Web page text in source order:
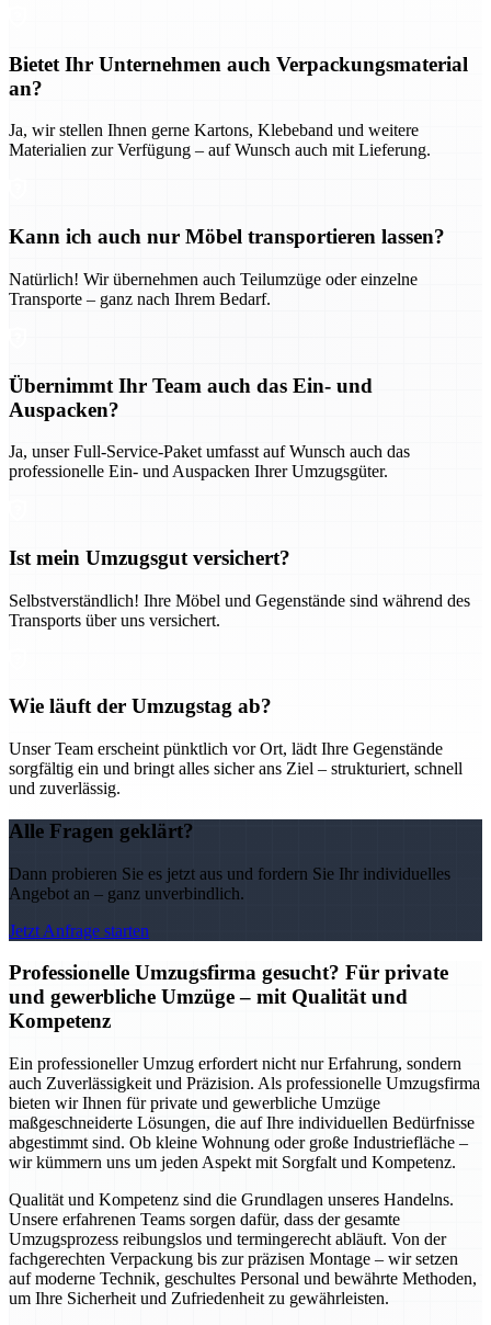
Bietet Ihr Unternehmen auch Verpackungsmaterial
an?
Ja, wir stellen Ihnen gerne Kartons, Klebeband und weitere
Materialien zur Verfügung – auf Wunsch auch mit Lieferung.
Kann ich auch nur Möbel transportieren lassen?
Natürlich! Wir übernehmen auch Teilumzüge oder einzelne
Transporte – ganz nach Ihrem Bedarf.
Übernimmt Ihr Team auch das Ein- und
Auspacken?
Ja, unser Full-Service-Paket umfasst auf Wunsch auch das
professionelle Ein- und Auspacken Ihrer Umzugsgüter.
Ist mein Umzugsgut versichert?
Selbstverständlich! Ihre Möbel und Gegenstände sind während des
Transports über uns versichert.
Wie läuft der Umzugstag ab?
Unser Team erscheint pünktlich vor Ort, lädt Ihre Gegenstände
sorgfältig ein und bringt alles sicher ans Ziel – strukturiert, schnell
und zuverlässig.
Alle Fragen geklärt?
Dann probieren Sie es jetzt aus und fordern Sie Ihr individuelles
Angebot an – ganz unverbindlich.
Jetzt Anfrage starten
Professionelle Umzugsfirma gesucht? Für private
und gewerbliche Umzüge – mit Qualität und
Kompetenz
Ein professioneller Umzug erfordert nicht nur Erfahrung, sondern
auch Zuverlässigkeit und Präzision. Als professionelle Umzugsfirma
bieten wir Ihnen für private und gewerbliche Umzüge
maßgeschneiderte Lösungen, die auf Ihre individuellen Bedürfnisse
abgestimmt sind. Ob kleine Wohnung oder große Industriefläche –
wir kümmern uns um jeden Aspekt mit Sorgfalt und Kompetenz.
Qualität und Kompetenz sind die Grundlagen unseres Handelns.
Unsere erfahrenen Teams sorgen dafür, dass der gesamte
Umzugsprozess reibungslos und termingerecht abläuft. Von der
fachgerechten Verpackung bis zur präzisen Montage – wir setzen
auf moderne Technik, geschultes Personal und bewährte Methoden,
um Ihre Sicherheit und Zufriedenheit zu gewährleisten.